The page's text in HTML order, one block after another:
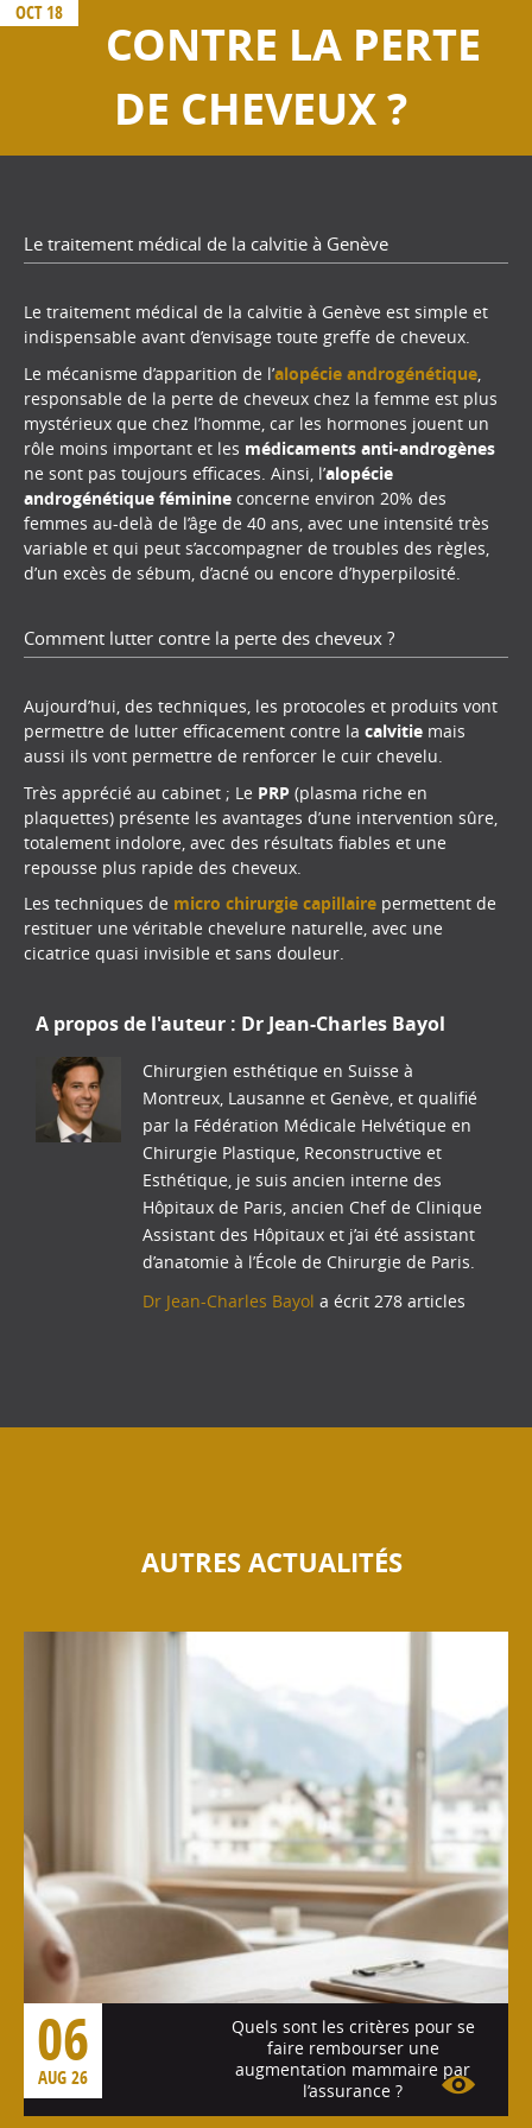
OCT 18
CONTRE LA PERTE
DE CHEVEUX ?
Le traitement médical de la calvitie à Genève
Le traitement médical de la calvitie à Genève est simple et
indispensable avant d’envisage toute greffe de cheveux.
Le mécanisme d’apparition de l’alopécie androgénétique
responsable de la perte de cheveux chez la femme est plus
mystérieux que chez l’homme, car les hormones jouent un
rôle moins important et les médicaments anti-androgènes
ne sont pas toujours efficaces. Ainsi, l’alopécie
androgénétique féminine concerne environ 20% des
femmes au-delà de l’âge de 40 ans, avec une intensité très
variable et qui peut s’accompagner de troubles des règles,
d’un excès de sébum, d’acné ou encore d’hyperpilosité.
Comment lutter contre la perte des cheveux ?
Aujourd’hui, des techniques, les protocoles et produits vont
permettre de lutter efficacement contre la calvitie mais
aussi ils vont permettre de renforcer le cuir chevelu.
Très apprécié au cabinet ; Le PRP (plasma riche en
plaquettes) présente les avantages d’une intervention sûre,
totalement indolore, avec des résultats fiables et une
repousse plus rapide des cheveux.
Les techniques de micro chirurgie capillaire permettent de
restituer une véritable chevelure naturelle, avec une
cicatrice quasi invisible et sans douleur.
A propos de l'auteur : Dr Jean-Charles Bayol
Chirurgien esthétique en Suisse à
Montreux, Lausanne et Genève, et qualifié
par la Fédération Médicale Helvétique en
Chirurgie Plastique, Reconstructive et
Esthétique, je suis ancien interne des
Hôpitaux de Paris, ancien Chef de Clinique
Assistant des Hôpitaux et j’ai été assistant
d’anatomie à l’École de Chirurgie de Paris.
Dr Jean-Charles Bayol a écrit 278 articles
AUTRES ACTUALITÉS
06
AUG 26
Quels sont les critères pour se
faire rembourser une
augmentation mammaire par
l’assurance ?